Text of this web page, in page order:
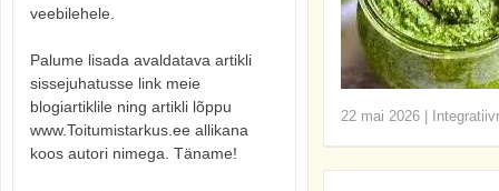
22 mai 2026
veebilehele.
Palume lisada avaldatava artikli
sissejuhatusse link meie
blogiartiklile ning artikli lõppu
www.Toitumistarkus.ee allikana
koos autori nimega. Täname!